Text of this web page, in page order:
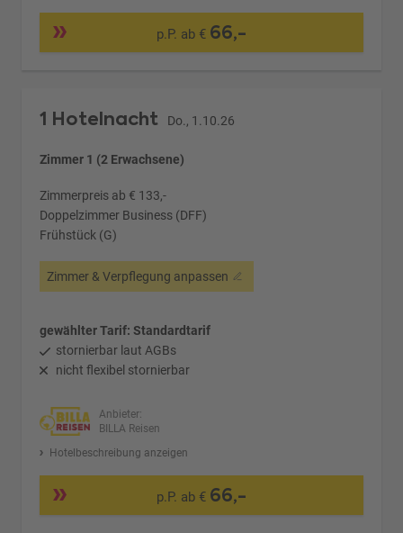
p.P. ab € 66,-
1 Hotelnacht Do., 1.10.26
Zimmer 1 (2 Erwachsene)
Zimmerpreis ab € 133,-
Doppelzimmer Business (DFF)
Frühstück (G)
Zimmer & Verpflegung anpassen
gewählter Tarif: Standardtarif
stornierbar laut AGBs
nicht flexibel stornierbar
Anbieter:
BILLA Reisen
Hotelbeschreibung anzeigen
p.P. ab € 66,-